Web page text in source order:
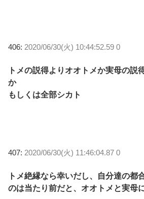
406: 2020/06/30(火) 10:44:52.59 0
トメの説得よりオオトメか実母の説
か
もしくは全部シカト
407: 2020/06/30(火) 11:46:04.87 0
トメ絶縁なら幸いだし、自分達の都
のは当たり前だと、オオトメと実母